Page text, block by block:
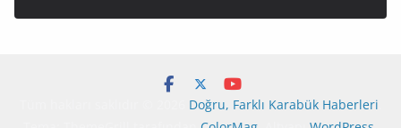
Doğru, Farklı Karabük Haberleri